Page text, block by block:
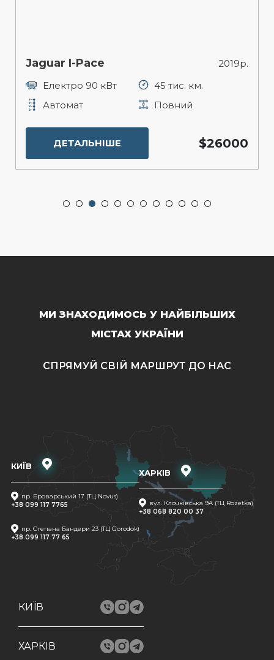
Jaguar I-Pace
2019р.
Електро 90 кВт
45 тис. км.
Автомат
Повний
ДЕТАЛЬНІШЕ $26000
МИ ЗНАХОДИМОСЬ У НАЙБІЛЬШИХ
МІСТАХ УКРАЇНИ
СПРЯМУЙ СВІЙ МАРШРУТ ДО НАС
КИЇВ
пр. Броварський 17 (ТЦ Novus)
+38 099 117 7765
пр. Степана Бандери 23 (ТЦ Gorodok)
+38 099 117 77 65
ХАРКІВ
вул. Клочківська 9A (ТЦ Rozetka)
+38 068 820 00 37
КИЇВ
ХАРКІВ